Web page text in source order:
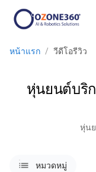
หน้าแรก / วีดีโอรีวิว
หุ่นยนต์บริ
หุ่น
listsหมวดหมู่